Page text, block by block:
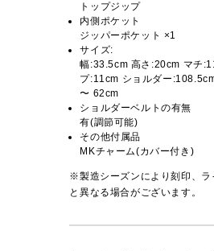
トップジップ
内側ポケット
ジッパーポケット ×1
サイズ:
幅:33.5cm 高さ:20cm マチ
プ:11cm ショルダー
〜 62cm
ショルダーベルトの有無
有(調節可能)
その他付属品
MKチャーム(カバー付き)
※製造シーズンにより刻印、ラ
と異なる場合がございます。